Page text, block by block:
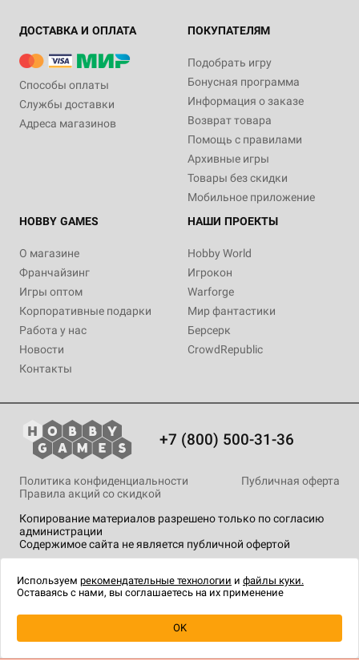
ДОСТАВКА И ОПЛАТА
Способы оплаты
Службы доставки
Адреса магазинов
ПОКУПАТЕЛЯМ
Подобрать игру
Бонусная программа
Информация о заказе
Возврат товара
Помощь с правилами
Архивные игры
Товары без скидки
Мобильное приложение
HOBBY GAMES
О магазине
Франчайзинг
Игры оптом
Корпоративные подарки
Работа у нас
Новости
Контакты
НАШИ ПРОЕКТЫ
Hobby World
Игрокон
Warforge
Мир фантастики
Берсерк
CrowdRepublic
+7 (800) 500-31-36
Копирование материалов разрешено только по согласию
администрации
Содержимое сайта не является публичной офертой
Политика конфиденциальности
Публичная оферта
Правила акций со скидкой
технологии .
Используем рекомендательные технологии и файлы куки.
Оставаясь с нами, вы соглашаетесь на их применение
OK